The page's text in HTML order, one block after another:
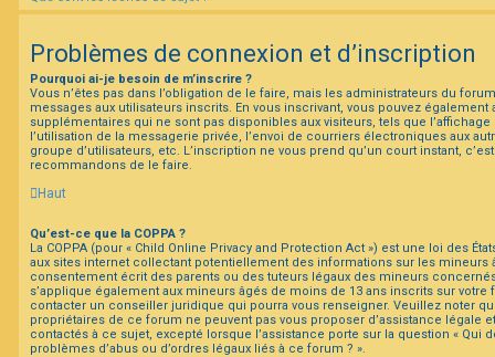
Problèmes de connexion et d’inscription
Pourquoi ai-je besoin de m’inscrire ?
Vous n’êtes pas dans l’obligation de le faire, mais les administrateurs du
messages aux utilisateurs inscrits. En vous inscrivant, vous pouvez
supplémentaires qui ne sont pas disponibles aux visiteurs, tels que l’affichage
l’utilisation de la messagerie privée, l’envoi de courriers électroniques aux
groupe d’utilisateurs, etc. L’inscription ne vous prend qu’un court instant,
recommandons de le faire.
Haut
Qu’est-ce que la COPPA ?
La COPPA (pour « Child Online Privacy and Protection Act ») est une loi des
aux sites internet collectant potentiellement des informations sur les mineurs
consentement écrit des parents ou des tuteurs légaux des mineurs
s’applique également aux mineurs âgés de moins de 13 ans inscrits sur
contacter un conseiller juridique qui pourra vous renseigner. Veuillez noter
propriétaires de ce forum ne peuvent pas vous proposer d’assistance légale
contactés à ce sujet, excepté lorsque l’assistance porte sur la question « Qui
problèmes d’abus ou d’ordres légaux liés à ce forum ? ».